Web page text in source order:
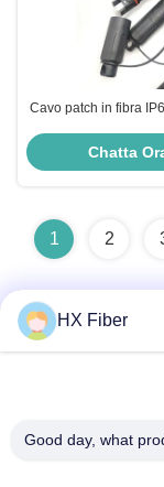
Cavo patch in fibra
FTTA FTTH BBU
Chatta
1 2
HX Fiber
Good day, what